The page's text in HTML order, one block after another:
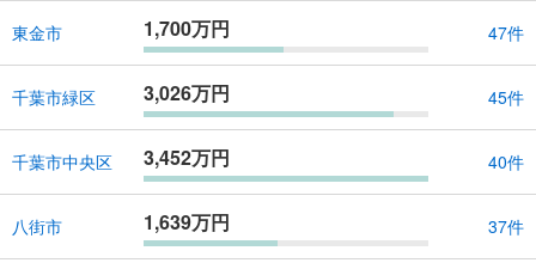
東金市 1,700万円 47件
千葉市緑区 3,026万円 45件
千葉市中央区 3,452万円 40件
八街市 1,639万円 37件